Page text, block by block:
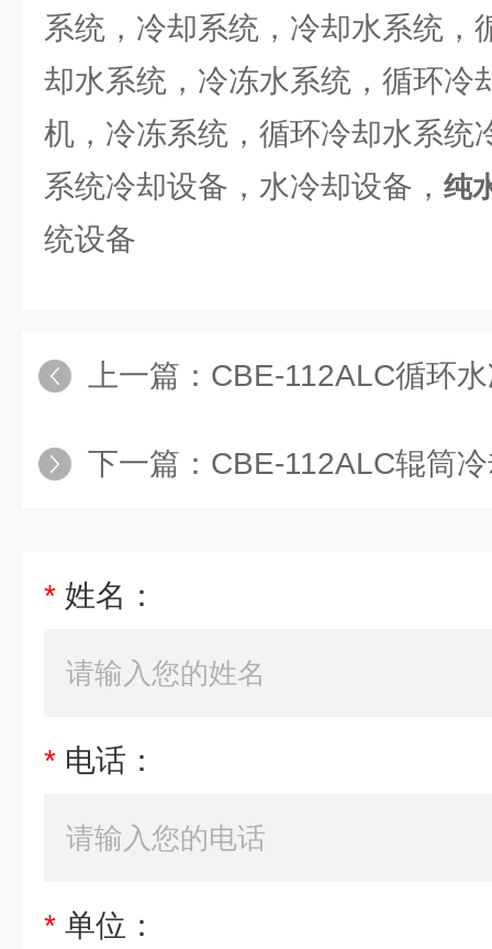
系统，冷却系统，冷却水系统，
却水系统，冷冻水系统，循环冷
机，冷冻系统，循环冷却水系统
系统冷却设备，水冷却设备， 纯
统设备
上一篇： CBE-112ALC循环
下一篇： CBE-112ALC辊筒
* 姓名：
* 电话：
* 单位：